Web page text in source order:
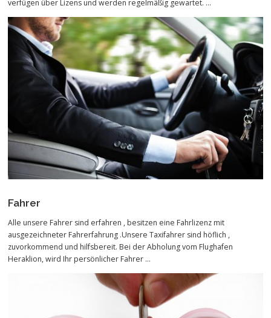
verfügen über Lizens und werden regelmäßig gewartet. …
Fahrer
Alle unsere Fahrer sind erfahren , besitzen eine Fahrlizenz mit
ausgezeichneter Fahrerfahrung .Unsere Taxifahrer sind höflich ,
zuvorkommend und hilfsbereit. Bei der Abholung vom Flughafen
Heraklion, wird Ihr persönlicher Fahrer …